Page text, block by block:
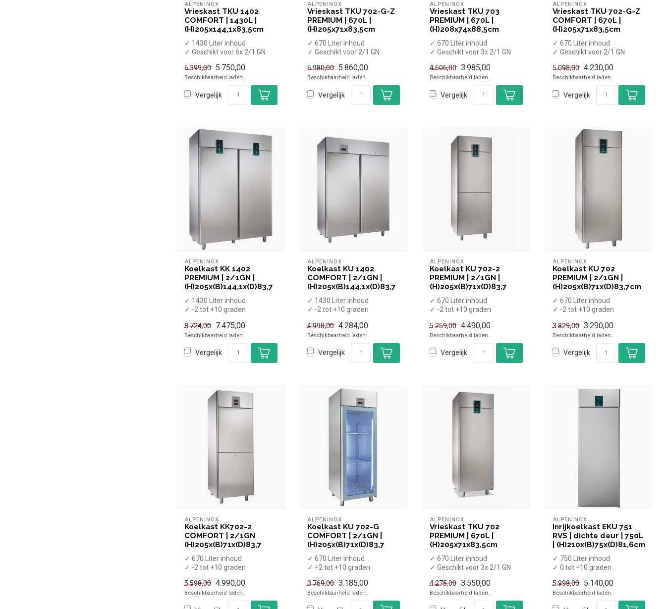
ALPENINOX
Vrieskast TKU 1402
COMFORT | 1430L |
(H)205x144,1x83,5cm
✓ 1430 Liter inhoud
✓ Geschikt voor 6x 2/1 GN
✓ -22 tot -15 graden
✓...
6.399,00 5.750,00
Beschikbaarheid laden..
Vergelijk
ALPENINOX
Vrieskast TKU 702-G-Z
PREMIUM | 670L |
(H)205x71x83,5cm
✓ 670 Liter inhoud
✓ Geschikt voor 2/1 GN
✓ -20 tot -15 graden
✓ Gef...
6.980,00 5.860,00
Beschikbaarheid laden..
Vergelijk
ALPENINOX
Vrieskast TKU 703
PREMIUM | 670L |
(H)208x74x88,5cm
✓ 670 Liter inhoud
✓ Geschikt voor 3x 2/1 GN
✓ -22 tot -15 graden
✓ ...
4.606,00 3.985,00
Beschikbaarheid laden..
Vergelijk
ALPENINOX
Vrieskast TKU 702-G-Z
COMFORT | 670L |
(H)205x71x83,5cm
✓ 670 Liter inhoud
✓ Geschikt voor 2/1 GN
✓ -20 tot -15 graden
✓ Gef...
5.098,00 4.230,00
Beschikbaarheid laden..
Vergelijk
ALPENINOX
Koelkast KK 1402
PREMIUM | 2/1GN |
(H)205x(B)144,1x(D)83,7
✓ 1430 Liter inhoud
✓ -2 tot +10 graden
✓ Breedte 144,1 cm, diep...
8.724,00 7.475,00
Beschikbaarheid laden..
Vergelijk
ALPENINOX
Koelkast KU 1402
COMFORT | 2/1GN |
(H)205x(B)144,1x(D)83,7
✓ 1430 Liter inhoud
✓ -2 tot +10 graden
✓ Breedte 144,1 cm, diep...
4.998,00 4.284,00
Beschikbaarheid laden..
Vergelijk
ALPENINOX
Koelkast KU 702-2
PREMIUM | 2/1GN |
(H)205x(B)71x(D)83,7
✓ 670 Liter inhoud
✓ -2 tot +10 graden
✓ Breedte 71 cm, diepte 8...
5.259,00 4.490,00
Beschikbaarheid laden..
Vergelijk
ALPENINOX
Koelkast KU 702
PREMIUM | 2/1GN |
(H)205x(B)71x(D)83,7cm
✓ 670 Liter inhoud
✓ -2 tot +10 graden
✓ Breedte 71 cm, diepte 8...
3.829,00 3.290,00
Beschikbaarheid laden..
Vergelijk
ALPENINOX
Koelkast KK702-2
COMFORT | 2/1GN
(H)205x(B)71x(D)83,7
✓ 670 Liter inhoud
✓ -2 tot +10 graden
✓ Breedte 71 cm, diepte 8...
5.598,00 4.990,00
Beschikbaarheid laden..
ALPENINOX
Koelkast KU 702-G
COMFORT | 2/1GN |
(H)205x(B)71x(D)83,7
✓ 670 Liter inhoud
✓ +2 tot +10 graden
✓ Breedte 71 cm, diepte 8...
3.769,00 3.185,00
Beschikbaarheid laden..
ALPENINOX
Vrieskast TKU 702
PREMIUM | 670L |
(H)205x71x83,5cm
✓ 670 Liter inhoud
✓ Geschikt voor 3x 2/1 GN
✓ -22 tot -15 graden
✓ ...
4.275,00 3.550,00
Beschikbaarheid laden..
ALPENINOX
Inrijkoelkast EKU 751
RVS | dichte deur | 750L
| (H)210x(B)75x(D)81,6cm
✓ 750 Liter inhoud
✓ 0 tot +10 graden
✓ Breedte 75 cm, diepte 81...
5.998,00 5.140,00
Beschikbaarheid laden..